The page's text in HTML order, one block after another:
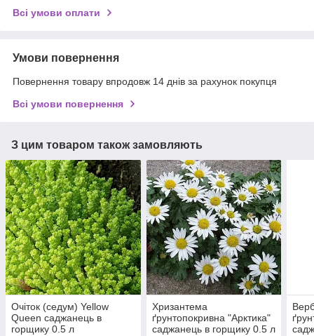
Всі умови оплати
Умови повернення
Повернення товару впродовж 14 днів за рахунок покупця
Всі умови повернення
З цим товаром також замовляють
Очіток (седум) Yellow
Queen саджанець в
горщику 0.5 л
Хризантема
ґрунтопокривна "Арктика"
саджанець в горщику 0.5 л